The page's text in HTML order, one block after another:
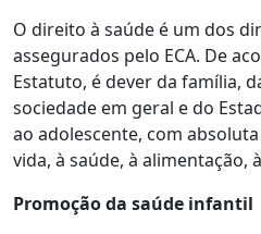
O direito à saúde é um dos
assegurados pelo ECA. De
Estatuto, é dever da família,
sociedade em geral e do
ao adolescente, com
vida, à saúde, à alimentação,
Promoção da saúde infantil